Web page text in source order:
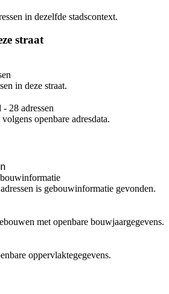
in dezelfde stadscontext.
straat
in deze straat.
28 adressen
openbare adresdata.
is gebouwinformatie gevonden.
met openbare bouwjaargegevens.
oppervlaktegegevens.